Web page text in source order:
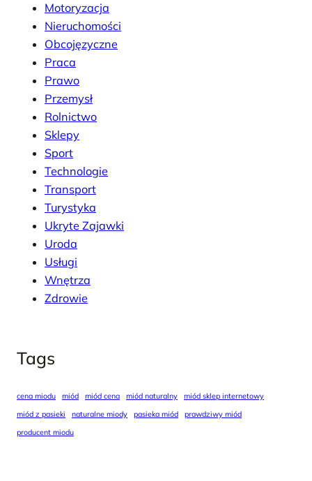
Motoryzacja
Nieruchomości
Obcojęzyczne
Praca
Prawo
Przemysł
Rolnictwo
Sklepy
Sport
Technologie
Transport
Turystyka
Ukryte Zajawki
Uroda
Usługi
Wnętrza
Zdrowie
Tags
cena miodu miód miód cena miód naturalny
miód sklep internetowy
miód z pasieki
naturalne miody pasieka miód
prawdziwy miód
producent miodu